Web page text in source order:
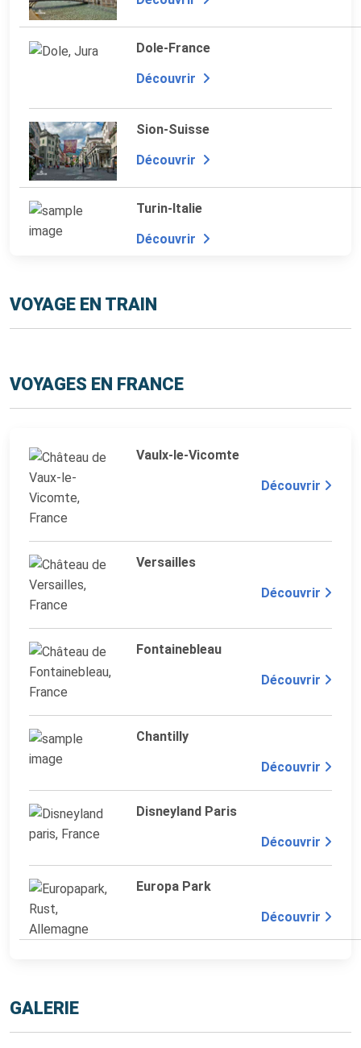
Dole-France
Découvrir
Sion-Suisse
Découvrir
Turin-Italie
Découvrir
VOYAGE EN TRAIN
VOYAGES EN FRANCE
Vaulx-le-Vicomte
Découvrir
Versailles
Découvrir
Fontainebleau
Découvrir
Chantilly
Découvrir
Disneyland Paris
Découvrir
Europa Park
Découvrir
GALERIE